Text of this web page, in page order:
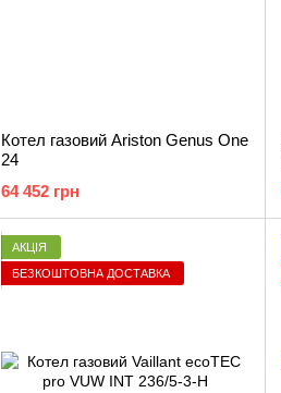
Котел газовий Ariston Genus One
24
64 452 грн
АКЦІЯ
БЕЗКОШТОВНА ДОСТАВКА